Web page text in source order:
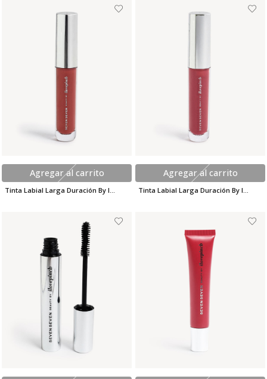
Agregar al carrito Agregar al carrito